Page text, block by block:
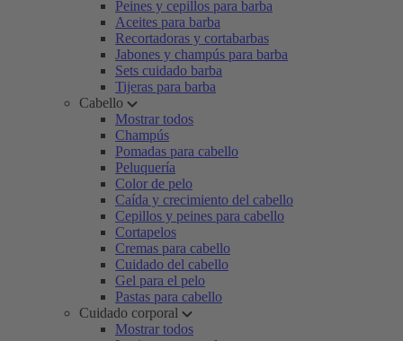
Peines y cepillos para barba
Aceites para barba
Recortadoras y cortabarbas
Jabones y champús para barba
Sets cuidado barba
Tijeras para barba
Cabello
Mostrar todos
Champús
Pomadas para cabello
Peluquería
Color de pelo
Caída y crecimiento del cabello
Cepillos y peines para cabello
Cortapelos
Cremas para cabello
Cuidado del cabello
Gel para el pelo
Pastas para cabello
Cuidado corporal
Mostrar todos